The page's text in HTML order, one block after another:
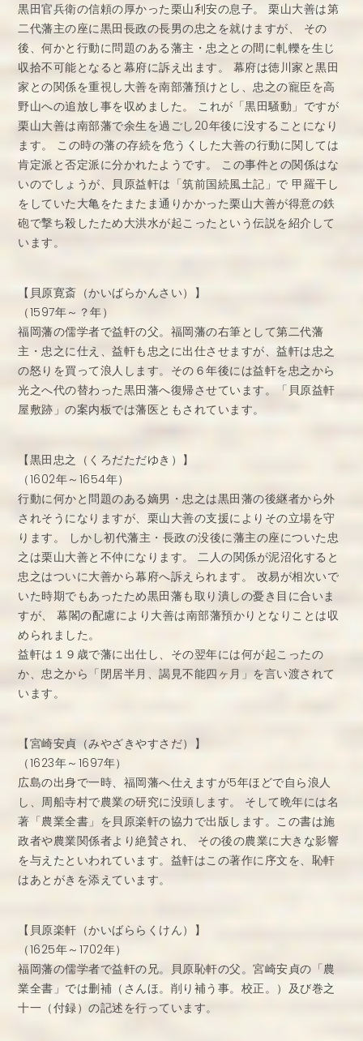
黒田官兵衛の信頼の厚かった栗山利安の息子。 栗山大善は第
二代藩主の座に黒田長政の長男の忠之を就けますが、 その
後、何かと行動に問題のある藩主・忠之との間に軋轢を生じ
収拾不可能となると幕府に訴え出ます。 幕府は徳川家と黒田
家との関係を重視し大善を南部藩預けとし、忠之の寵臣を高
野山への追放し事を収めました。 これが「黒田騒動」ですが
栗山大善は南部藩で余生を過ごし20年後に没することになり
ます。 この時の藩の存続を危うくした大善の行動に関しては
肯定派と否定派に分かれたようです。 この事件との関係はな
いのでしょうが、貝原益軒は「筑前国続風土記」で 甲羅干し
をしていた大亀をたまたま通りかかった栗山大善が得意の鉄
砲で撃ち殺したため大洪水が起こったという伝説を紹介して
います。
【貝原寛斎（かいばらかんさい）】
（1597年～？年）
福岡藩の儒学者で益軒の父。福岡藩の右筆として第二代藩
主・忠之に仕え、益軒も忠之に出仕させますが、益軒は忠之
の怒りを買って浪人します。その６年後には益軒を忠之から
光之へ代の替わった黒田藩へ復帰させています。「貝原益軒
屋敷跡」の案内板では藩医ともされています。
【黒田忠之（くろだただゆき）】
（1602年～1654年）
行動に何かと問題のある嫡男・忠之は黒田藩の後継者から外
されそうになりますが、栗山大善の支援によりその立場を守
ります。 しかし初代藩主・長政の没後に藩主の座についた忠
之は栗山大善と不仲になります。 二人の関係が泥沼化すると
忠之はついに大善から幕府へ訴えられます。 改易が相次いで
いた時期でもあったため黒田藩も取り潰しの憂き目に合いま
すが、 幕閣の配慮により大善は南部藩預かりとなりことは収
められました。
益軒は１９歳で藩に出仕し、その翌年には何が起こったの
か、忠之から「閉居半月、謁見不能四ヶ月」を言い渡されて
います。
【宮崎安貞（みやざきやすさだ）】
（1623年～1697年）
広島の出身で一時、福岡藩へ仕えますが5年ほどで自ら浪人
し、周船寺村で農業の研究に没頭します。 そして晩年には名
著「農業全書」を貝原楽軒の協力で出版します。この書は施
政者や農業関係者より絶賛され、 その後の農業に大きな影響
を与えたといわれています。益軒はこの著作に序文を、恥軒
はあとがきを添えています。
【貝原楽軒（かいばららくけん）】
（1625年～1702年）
福岡藩の儒学者で益軒の兄。貝原恥軒の父。宮崎安貞の「農
業全書」では删補（さんほ。削り補う事。校正。）及び巻之
十一（付録）の記述を行っています。